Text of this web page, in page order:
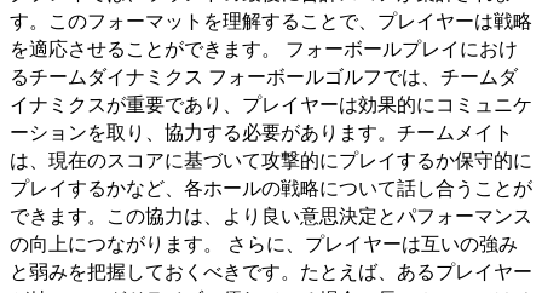
す。このフォーマットを理解することで、プレイヤーは戦略
を適応させることができます。 フォーボールプレイにおけ
るチームダイナミクス フォーボールゴルフでは、チームダ
イナミクスが重要であり、プレイヤーは効果的にコミュニケ
ーションを取り、協力する必要があります。チームメイト
は、現在のスコアに基づいて攻撃的にプレイするか保守的に
プレイするかなど、各ホールの戦略について話し合うことが
できます。この協力は、より良い意思決定とパフォーマンス
の向上につながります。 さらに、プレイヤーは互いの強み
と弱みを把握しておくべきです。たとえば、あるプレイヤー